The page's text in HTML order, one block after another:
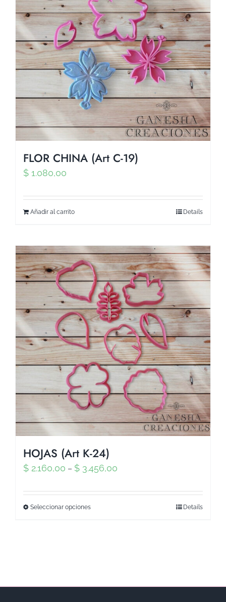
FLOR CHINA (Art C-19)
$ 1.080,00
Añadir al carrito Details
HOJAS (Art K-24)
$ 2.160,00 – $ 3.456,00
Seleccionar opciones Details